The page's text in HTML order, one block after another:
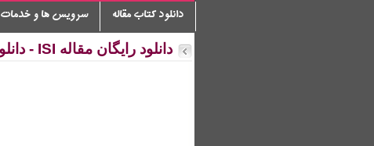
دانلود کتاب مقاله سرویس ها و خدمات
دانلود رایگان مقاله ISI - دانلود مقاله علمی از IEEE Sciencedirect Springer JSTOR ACS و ...